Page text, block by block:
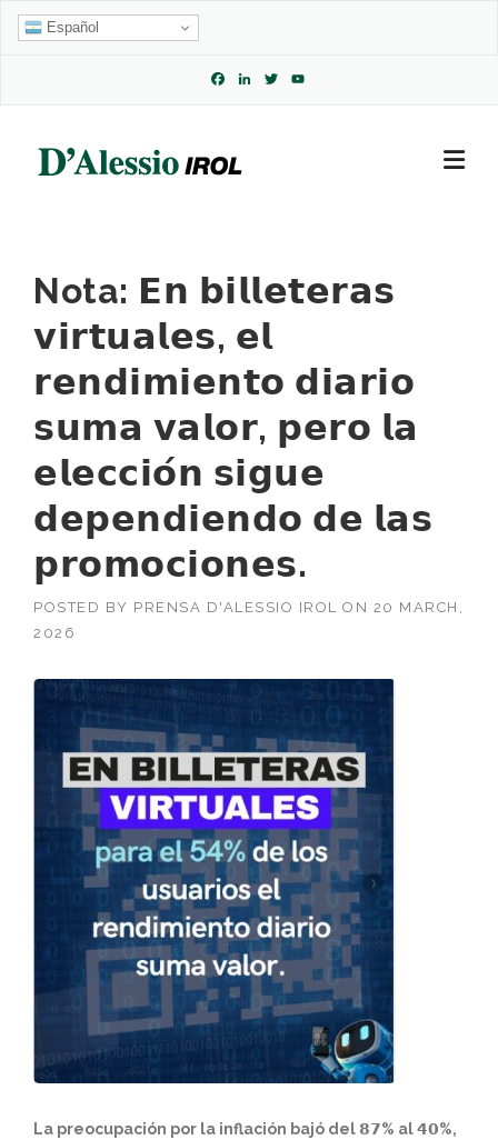
Skip
Español
Facebook
LinkedIn
Twitter
Nota: 𝗘𝗻 𝗯𝗶𝗹𝗹𝗲𝘁𝗲𝗿𝗮𝘀
𝘃𝗶𝗿𝘁𝘂𝗮𝗹𝗲𝘀, 𝗲𝗹
𝗿𝗲𝗻𝗱𝗶𝗺𝗶𝗲𝗻𝘁𝗼 𝗱𝗶𝗮𝗿𝗶𝗼
𝘀𝘂𝗺𝗮 𝘃𝗮𝗹𝗼𝗿, 𝗽𝗲𝗿𝗼 𝗹𝗮
𝗲𝗹𝗲𝗰𝗰𝗶𝗼́𝗻 𝘀𝗶𝗴𝘂𝗲
𝗱𝗲𝗽𝗲𝗻𝗱𝗶𝗲𝗻𝗱𝗼 𝗱𝗲 𝗹𝗮𝘀
𝗽𝗿𝗼𝗺𝗼𝗰𝗶𝗼𝗻𝗲𝘀.
POSTED BY PRENSA D'ALESSIO IROL ON 20 MARCH,
2026
La preocupación por la inflación bajó del 𝟴𝟳% al 𝟰𝟬%,